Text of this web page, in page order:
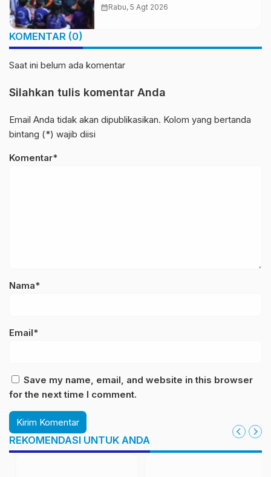
Bencana untuk Anak Usia Dini
calendar_monthRabu, 5 Agt 2026
KOMENTAR (0)
Saat ini belum ada komentar
Silahkan tulis komentar Anda
Email Anda tidak akan dipublikasikan. Kolom yang bertanda
bintang (*) wajib diisi
Komentar*
Nama*
Email*
Save my name, email, and website in this browser
for the next time I comment.
REKOMENDASI UNTUK ANDA